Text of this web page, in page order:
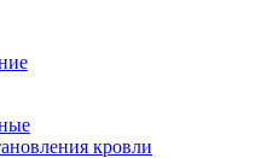
кровли